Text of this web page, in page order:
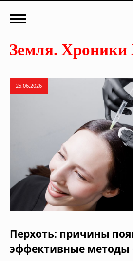
25.06.2026
Перхоть: причины
эффективные методы